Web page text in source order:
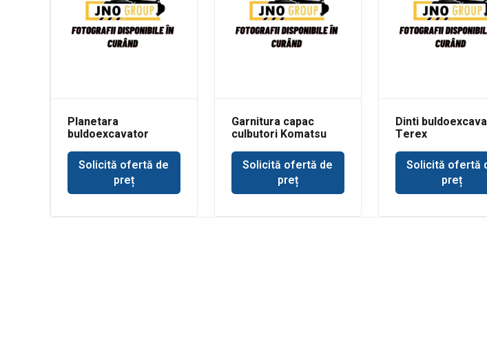
Planetara
buldoexcavator
Solicită ofertă de
preț
Garnitura capac
culbutori Komatsu
Solicită ofertă de
preț
Dinti
Terex
Solicită ofertă
preț